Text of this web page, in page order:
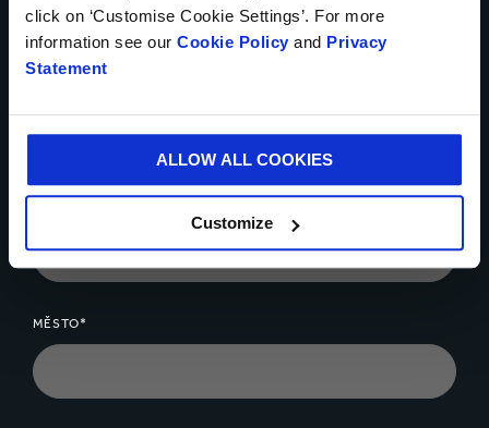
click on ‘Customise Cookie Settings’. For more
information see our Cookie Policy and Privacy
Statement
ALLOW ALL COOKIES
Customize
MĚSTO*